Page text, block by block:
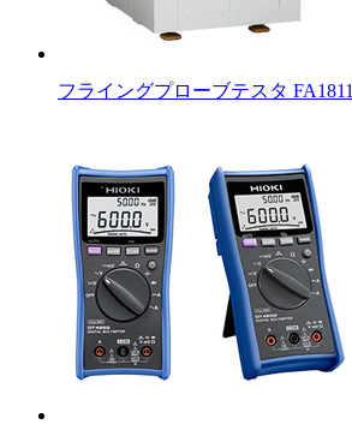
フライングプローブテスタ FA1811